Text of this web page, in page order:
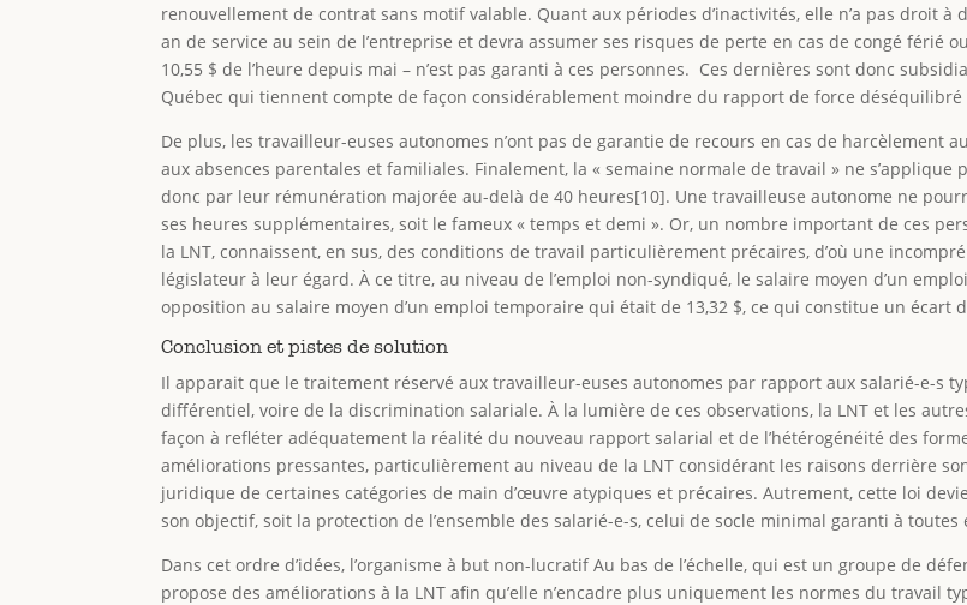
renouvellement de contrat sans motif valable. Quant aux périodes d’inactivités, elle n’a pas droit
an de service au sein de l’entreprise et devra assumer ses risques de perte en cas de congé férié
10,55 $ de l’heure depuis mai – n’est pas garanti à ces personnes. Ces dernières sont donc
Québec qui tiennent compte de façon considérablement moindre du rapport de force
De plus, les travailleur-euses autonomes n’ont pas de garantie de recours en cas de harcèlement
aux absences parentales et familiales. Finalement, la « semaine normale de travail » ne
donc par leur rémunération majorée au-delà de 40 heures[10]. Une travailleuse autonome ne
ses heures supplémentaires, soit le fameux « temps et demi ». Or, un nombre important de ces
la LNT, connaissent, en sus, des conditions de travail particulièrement précaires, d’où une
législateur à leur égard. À ce titre, au niveau de l’emploi non-syndiqué, le salaire moyen d’un
opposition au salaire moyen d’un emploi temporaire qui était de 13,32 $, ce qui constitue un écart
Conclusion et pistes de solution
Il apparait que le traitement réservé aux travailleur-euses autonomes par rapport aux salarié-e-s
différentiel, voire de la discrimination salariale. À la lumière de ces observations, la LNT et les
façon à refléter adéquatement la réalité du nouveau rapport salarial et de l’hétérogénéité des
améliorations pressantes, particulièrement au niveau de la LNT considérant les raisons derrière
juridique de certaines catégories de main d’œuvre atypiques et précaires. Autrement, cette loi
son objectif, soit la protection de l’ensemble des salarié-e-s, celui de socle minimal garanti à toutes
Dans cet ordre d’idées, l’organisme à but non-lucratif Au bas de l’échelle, qui est un groupe de
propose des améliorations à la LNT afin qu’elle n’encadre plus uniquement les normes du travail